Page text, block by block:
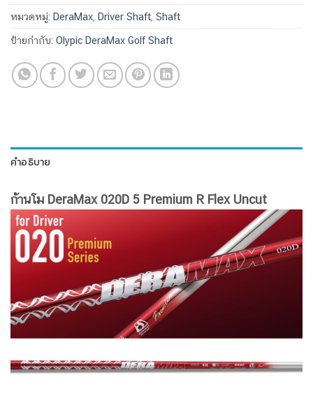
หมวดหมู่: DeraMax, Driver Shaft, Shaft
ป้ายกำกับ: Olypic DeraMax Golf Shaft
คำอธิบาย
ก้านโม DeraMax 020D 5 Premium R Flex Uncut